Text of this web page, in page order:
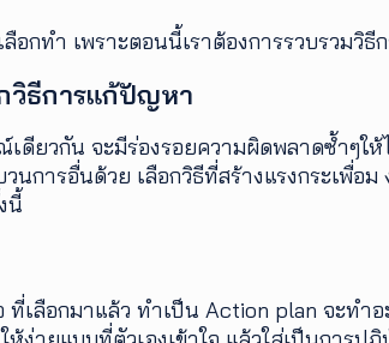
อกทำ เพราะตอนนี้เราต้องการรวบรวมวิ
วิธีการแก้ปัญหา
ดียวกัน จะมีร่องรอยความผิดพลาดซ้ำๆใ
นการอื่นด้วย เลือกวิธีที่สร้างแรงกระเพื่อ
นี้
เลือกมาแล้ว ทำเป็น Action plan จะทำอ